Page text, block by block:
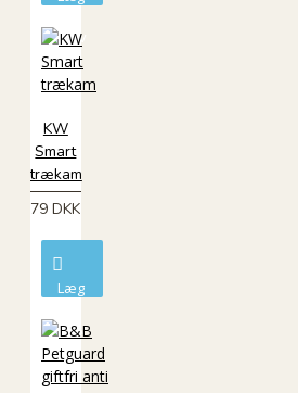
kurv
KW
Smart
trækam
79 DKK
Læg
kurv